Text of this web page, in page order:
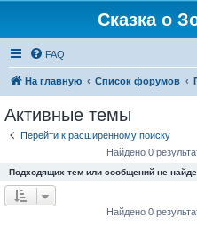
Сказка о
FAQ
На главную Список форумов
Активные темы
Перейти к расширенному поиску
Найдено 0
Подходящих тем или сообщений не
Найдено 0